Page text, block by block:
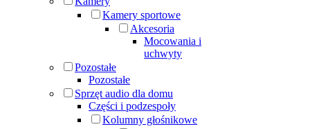
Kamery sportowe
Akcesoria
Mocowania i
uchwyty
Pozostałe
Pozostałe
Sprzęt audio dla domu
Części i podzespoły
Kolumny głośnikowe